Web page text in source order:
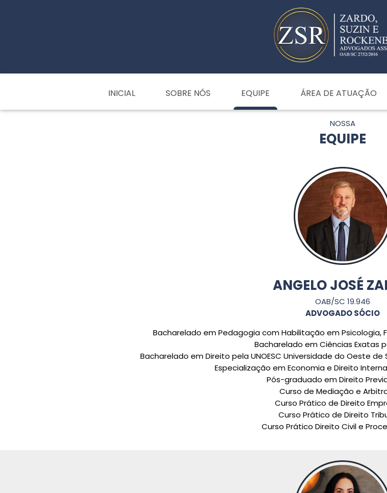
INICIAL SOBRE NÓS EQUIPE ÁREA DE ATUAÇÃO
NOSSA
EQUIPE
ANGELO JOSÉ
OAB/SC 19.946
ADVOGADO SÓCIO
Bacharelado em Pedagogia com Habilitação em Psicologia,
Bacharelado em Ciências Exatas
Bacharelado em Direito pela UNOESC Universidade do Oeste
Especialização em Economia e Direito
Pós-graduado em Direito
Curso de Mediação e
Curso Prático de Direito
Curso Prático de Direito
Curso Prático Direito Civil e